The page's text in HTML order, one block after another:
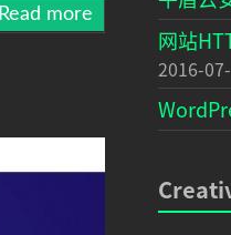
Read more
网站
2016-